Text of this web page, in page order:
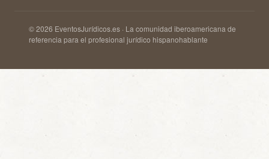
© 2026 EventosJurídicos.es · La comunidad iberoamericana de
referencia para el profesional jurídico hispanohablante